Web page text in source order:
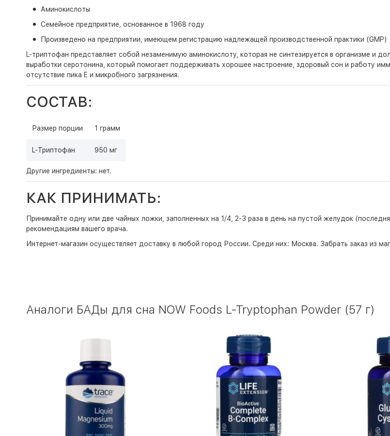
Аминокислоты
Семейное предприятие, основанное в 1968 году
Произведено на предприятии, имеющем регистрацию надлежащей производственной практики (GMP)
L-триптофан представляет собой незаменимую аминокислоту, которая не синтезируется в организме и
выработки серотонина, который помогает поддерживать хорошее настроение, здоровый сон и работу
отсутствие пика E и микробного загрязнения.
СОСТАВ:
Размер порции 1 грамм
L-Триптофан 950 мг
Другие ингредиенты: нет.
КАК ПРИНИМАТЬ:
Принимайте одну или две чайных ложки, заполненных на 1/4, 2-3 раза в день на пустой желудок
рекомендациям вашего врача.
Интернет-магазин осуществляет доставку в любой город России. Среди них: Москва. Забрать заказ из
Аналоги БАДы для сна NOW Foods L-Tryptophan Powder (57 г)